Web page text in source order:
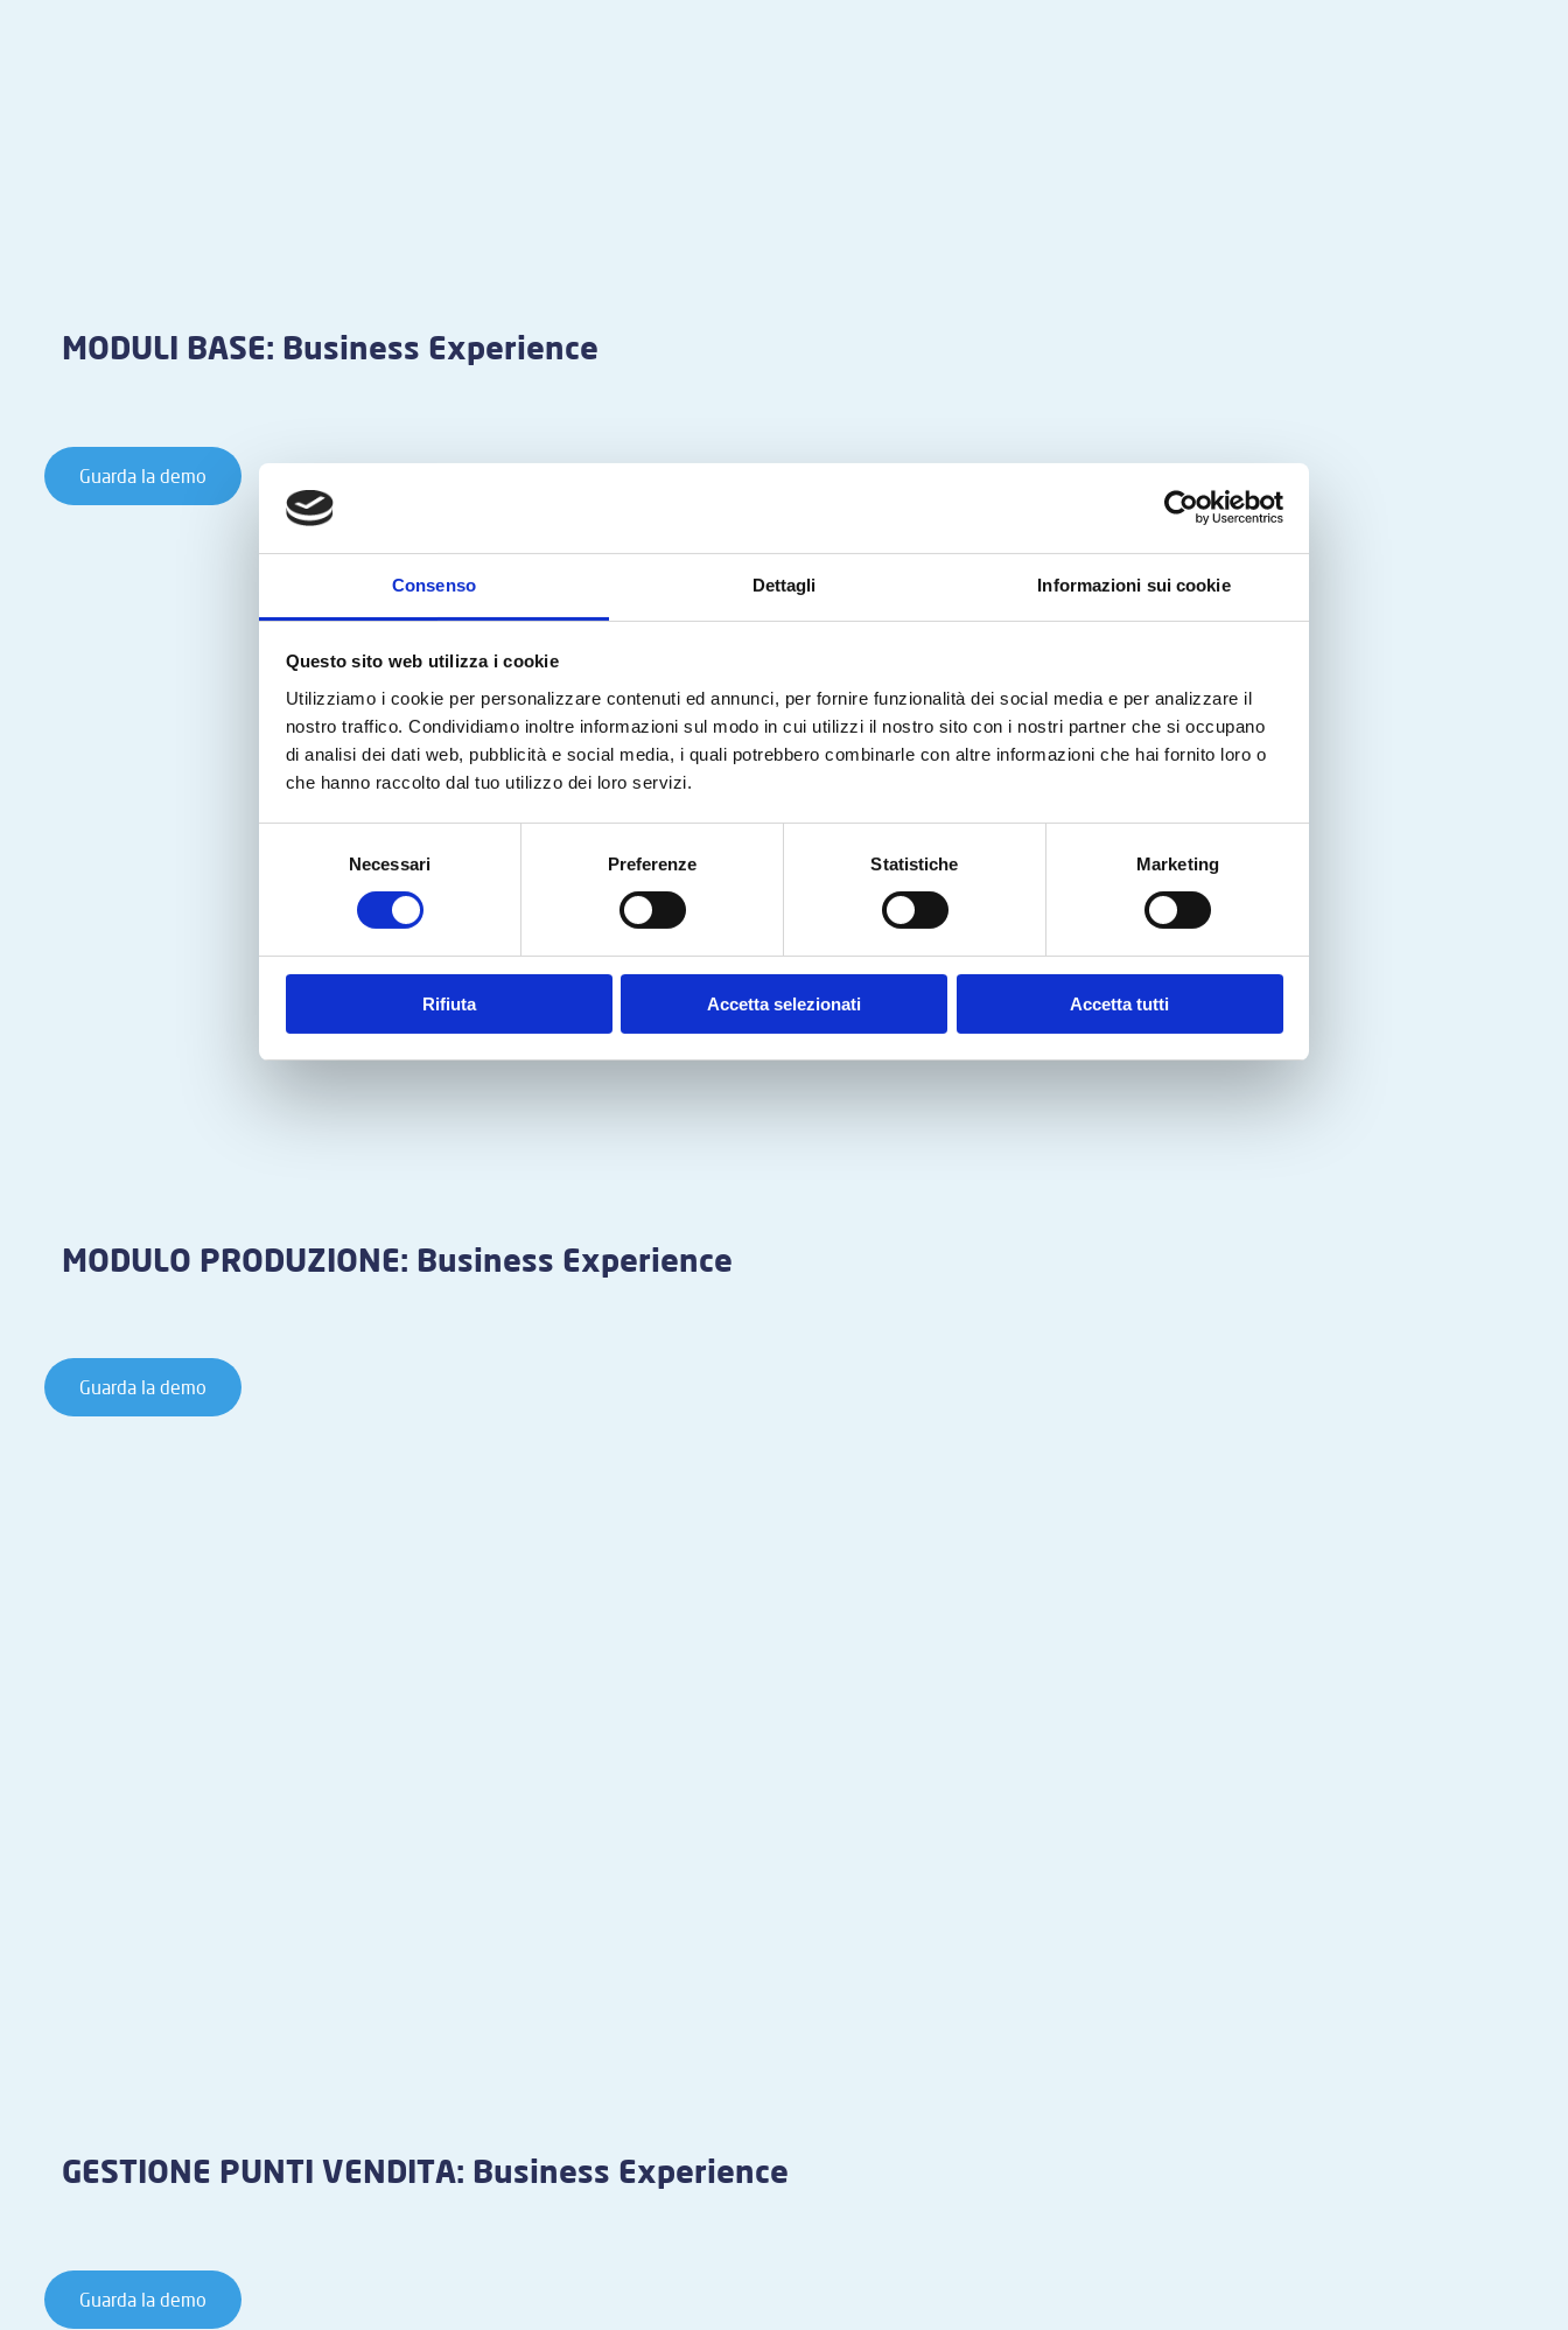
Consenso Dettagli Informazioni sui cookie
Questo sito web utilizza i cookie
Utilizziamo i cookie per personalizzare contenuti ed annunci, per fornire funzionalità dei social media e per analizzare il
nostro traffico. Condividiamo inoltre informazioni sul modo in cui utilizzi il nostro sito con i nostri partner che si occupano
di analisi dei dati web, pubblicità e social media, i quali potrebbero combinarle con altre informazioni che hai fornito loro o
che hanno raccolto dal tuo utilizzo dei loro servizi.
Necessari Preferenze Statistiche Marketing
Rifiuta Accetta selezionati Accetta tutti
MODULI BASE: Business Experience
Guarda la demo
MODULO PRODUZIONE: Business Experience
Guarda la demo
GESTIONE PUNTI VENDITA: Business Experience
Guarda la demo